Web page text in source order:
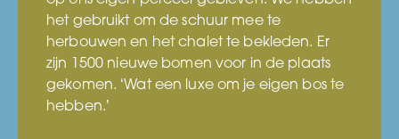
het gebruikt om de schuur mee te
herbouwen en het chalet te bekleden. Er
zijn 1500 nieuwe bomen voor in de plaats
gekomen. ‘Wat een luxe om je eigen bos te
hebben.’